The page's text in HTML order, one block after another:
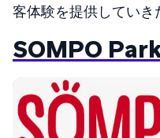
客体験を提供していき
SOMPO